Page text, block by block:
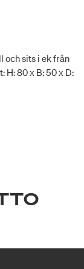
och sits i ek från
H: 80 x B: 50 x D: